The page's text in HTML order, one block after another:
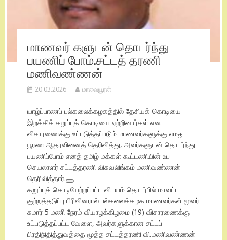
மாணவர் களுடன் தொடர்ந்து
பயணிப் போம்.சட்டத் தரணி
மணிவண்ணன்
20.03.2026 மாவையூரன்
யாழ்ப்பாணப் பல்கலைக்கழகத்தில் தேசியக் கொடியை
இறக்கிக் கறுப்புக் கொடியை ஏற்றினார்கள் என
விசாரணைக்கு உட்படுத்தப்படும் மாணவர்களுக்கு எமது
பூரண ஆதரவினைத் தெரிவித்து, அவர்களுடன் தொடர்ந்து
பயணிப்போம் எனத் தமிழ் மக்கள் கூட்டணியின் உப
செயலாளர் சட்டத்தரணி விசுவலிங்கம் மணிவண்ணன்
தெரிவித்தார்.
கறுப்புக் கொடியேற்றப்பட்ட விடயம் தொடர்பில் மாவட்ட
குற்றத்தடுப்பு பிரிவினரால் பல்கலைக்கழக மாணவர்கள் மூவர்
சுமார் 5 மணி நேரம் வியாழக்கிழமை (19) விசாரணைக்கு
உட்படுத்தப்பட்ட வேளை, அவர்களுக்கான சட்டப்
பிரதிநிதித்துவத்தை மூத்த சட்டத்தரணி வி.மணிவண்ணன்